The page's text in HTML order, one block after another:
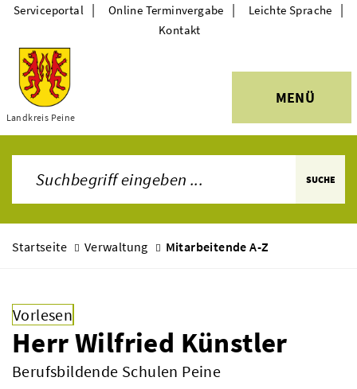
Themen
Landkreis Peine
MENÜ
Serviceportal | Online Terminvergabe | Leichte Sprache |
Kontakt
SUCHE
Startseite Verwaltung Mitarbeitende A-Z
Vorlesen
Herr Wilfried Künstler
Berufsbildende Schulen Peine